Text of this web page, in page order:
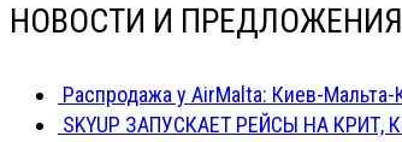
НОВОСТИ И ПРЕДЛОЖЕНИЯ
Распродажа у AirMalta: Киев-Мальта-
SKYUP ЗАПУСКАЕТ РЕЙСЫ НА КРИТ,